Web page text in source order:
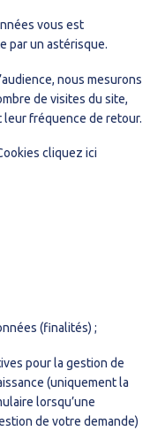
vous est
par un astérisque.
nous mesurons
de visites du site,
leur fréquence de retour.
cliquez ici
(finalités) ;
pour la gestion de
(uniquement la
lorsqu’une
de votre demande)